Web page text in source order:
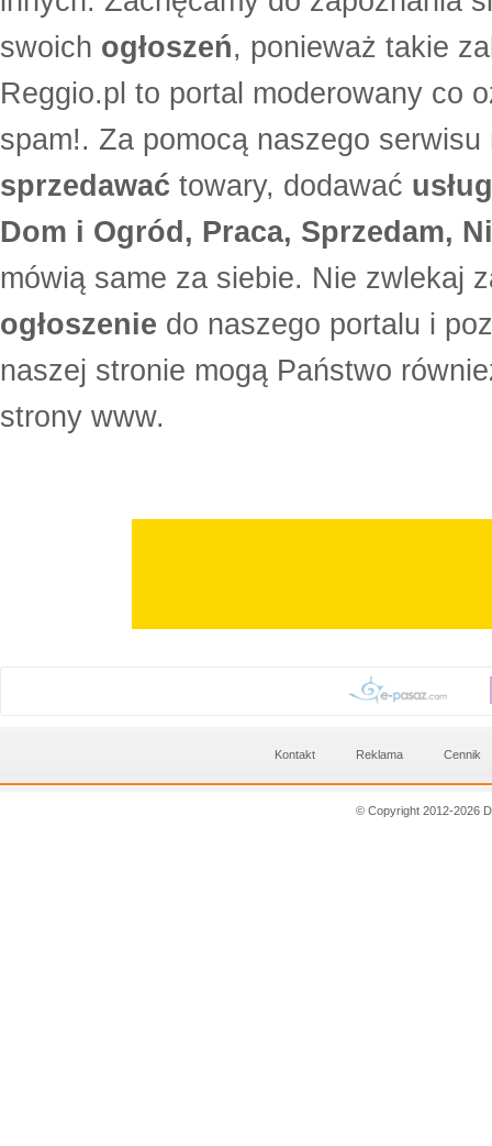
swoich ogłoszeń, ponieważ takie
Reggio.pl to portal moderowany co
spam!. Za pomocą naszego
sprzedawać towary, dodawać
Dom i Ogród, Praca, Sprzedam,
mówią same za siebie. Nie zwlekaj
ogłoszenie do naszego portalu i
naszej stronie mogą Państwo
strony www.
Kontakt Reklama Cennik
© Copyright 2012-2026